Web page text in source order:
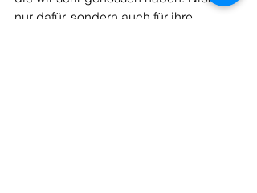
nur dafür, sondern auch für ihre